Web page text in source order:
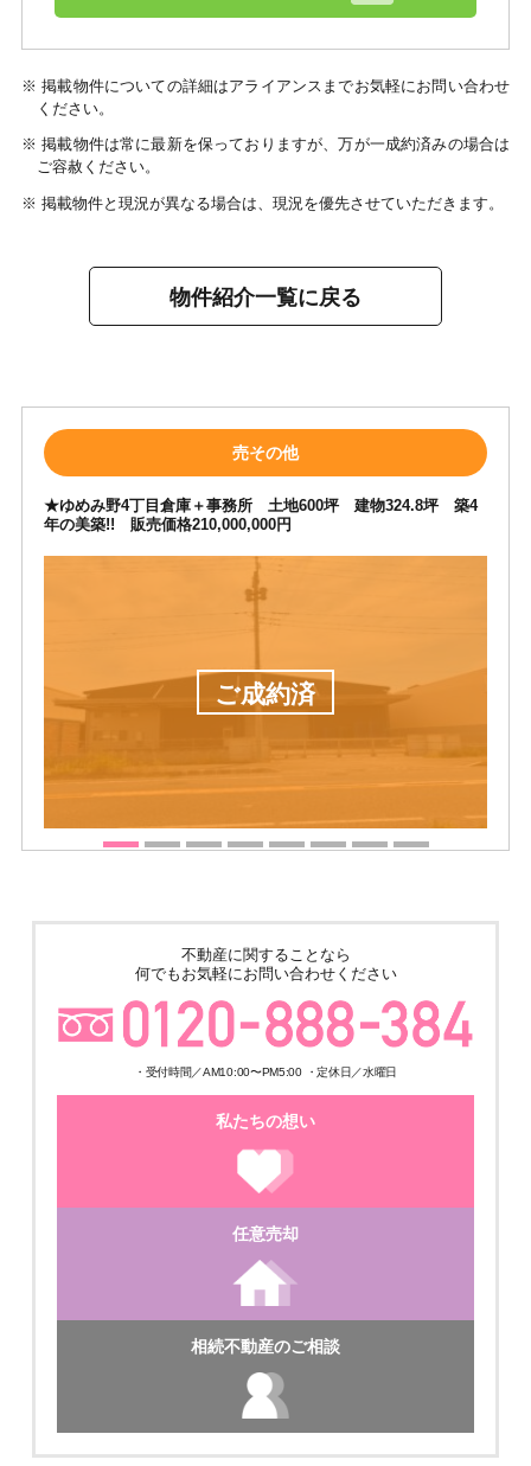
※ 掲載物件についての詳細はアライアンスまでお気軽にお問い合わせ
ください。
※ 掲載物件は常に最新を保っておりますが、万が一成約済みの場合は
ご容赦ください。
※ 掲載物件と現況が異なる場合は、現況を優先させていただきます。
物件紹介一覧に戻る
売その他
★ゆめみ野4丁目倉庫＋事務所 土地600坪 建物324.8坪 築4
年の美築!! 販売価格210,000,000円
ご成約済
不動産に関することなら
何でもお気軽にお問い合わせください
・受付時間／AM10:00〜PM5:00 ・定休日／水曜日
私たちの想い
任意売却
相続不動産のご相談